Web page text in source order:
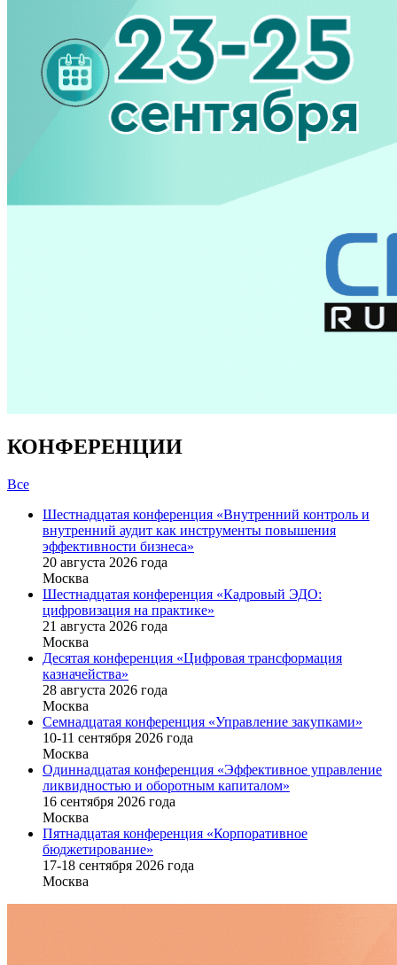
КОНФЕРЕНЦИИ
Все
Шестнадцатая конференция «Внутренний контроль и
внутренний аудит как инструменты повышения
эффективности бизнеса»
20 августа 2026 года
Москва
Шестнадцатая конференция «Кадровый ЭДО:
цифровизация на практике»
21 августа 2026 года
Москва
Десятая конференция «Цифровая трансформация
казначейства»
28 августа 2026 года
Москва
Семнадцатая конференция «Управление закупками»
10-11 сентября 2026 года
Москва
Одиннадцатая конференция «Эффективное управление
ликвидностью и оборотным капиталом»
16 cентября 2026 года
Москва
Пятнадцатая конференция «Корпоративное
бюджетирование»
17-18 сентября 2026 года
Москва